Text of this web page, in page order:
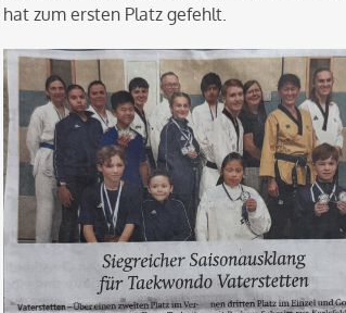
hat zum ersten Platz gefehlt.